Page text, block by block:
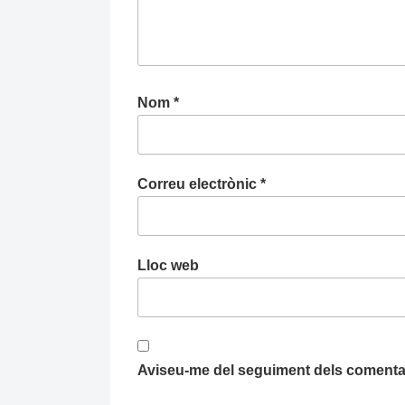
Nom *
Correu electrònic *
Lloc web
Aviseu-me del seguiment dels